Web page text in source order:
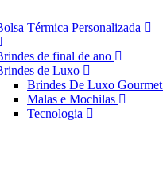
Térmica Personalizada
de final de ano
de Luxo
Brindes De Luxo Gourmet
Malas e Mochilas
Tecnologia